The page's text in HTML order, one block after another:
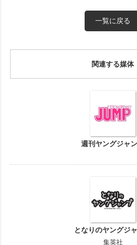
一覧に戻る
関連する媒体
週刊ヤングジャ
となりのヤングジ
集英社